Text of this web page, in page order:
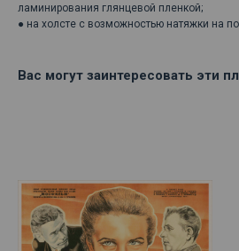
ламинирования глянцевой пленкой;
● на холсте с возможностью натяжки на
Вас могут заинтересовать эти